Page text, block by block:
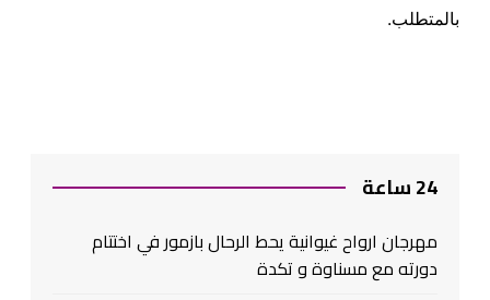
بالمتطلب.
24 ساعة
مهرجان ارواح غيوانية يحط الرحال بازمور في اختتام
دورته مع مسناوة و تكدة